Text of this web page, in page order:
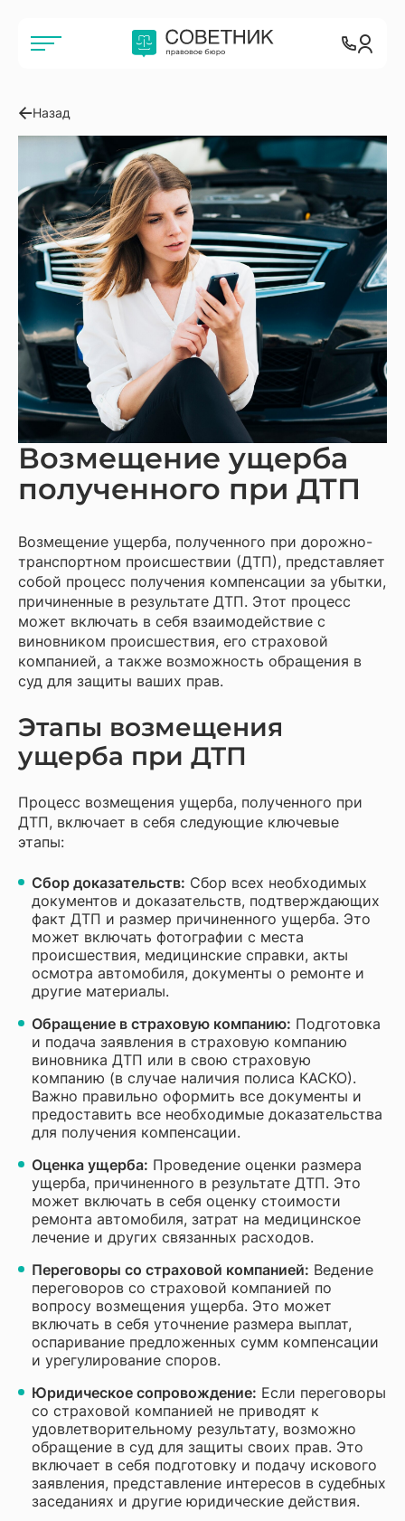
Назад
Возмещение ущерба
полученного при ДТП
Возмещение ущерба, полученного при дорожно-
транспортном происшествии (ДТП), представляет
собой процесс получения компенсации за убытки,
причиненные в результате ДТП. Этот процесс
может включать в себя взаимодействие с
виновником происшествия, его страховой
компанией, а также возможность обращения в
суд для защиты ваших прав.
Этапы возмещения
ущерба при ДТП
Процесс возмещения ущерба, полученного при
ДТП, включает в себя следующие ключевые
этапы:
Сбор доказательств: Сбор всех необходимых
документов и доказательств, подтверждающих
факт ДТП и размер причиненного ущерба. Это
может включать фотографии с места
происшествия, медицинские справки, акты
осмотра автомобиля, документы о ремонте и
другие материалы.
Обращение в страховую компанию: Подготовка
и подача заявления в страховую компанию
виновника ДТП или в свою страховую
компанию (в случае наличия полиса КАСКО).
Важно правильно оформить все документы и
предоставить все необходимые доказательства
для получения компенсации.
Оценка ущерба: Проведение оценки размера
ущерба, причиненного в результате ДТП. Это
может включать в себя оценку стоимости
ремонта автомобиля, затрат на медицинское
лечение и других связанных расходов.
Переговоры со страховой компанией: Ведение
переговоров со страховой компанией по
вопросу возмещения ущерба. Это может
включать в себя уточнение размера выплат,
оспаривание предложенных сумм компенсации
и урегулирование споров.
Юридическое сопровождение: Если переговоры
со страховой компанией не приводят к
удовлетворительному результату, возможно
обращение в суд для защиты своих прав. Это
включает в себя подготовку и подачу искового
заявления, представление интересов в судебных
заседаниях и другие юридические действия.